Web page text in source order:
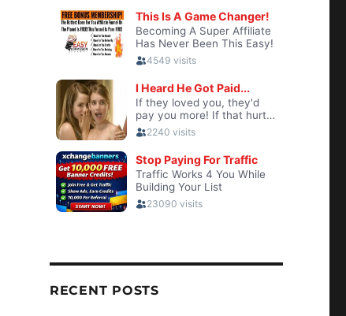
RECENT POSTS